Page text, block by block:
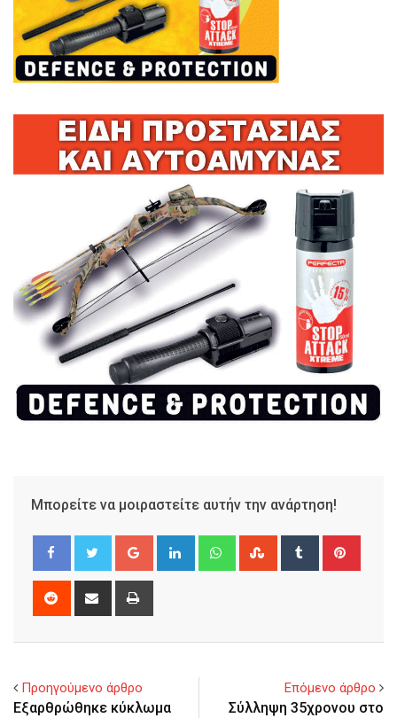
Μπορείτε να μοιραστείτε αυτήν την ανάρτηση!
Google+ LinkedIn WhatsappStumbleUpon
Tumblr
Reddit
Share
Προηγούμενο άρθρο
Εξαρθρώθηκε κύκλωμα
Επόμενο άρθρο
Σύλληψη 35χρονου στο